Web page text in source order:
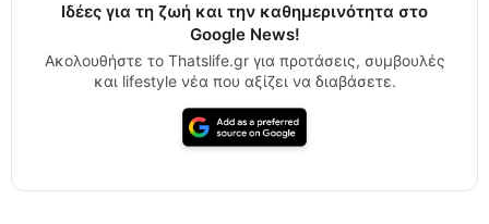
Ιδέες για τη ζωή και την καθημερινότητα στο
Google News!
Ακολουθήστε το Thatslife.gr για προτάσεις, συμβουλές
και lifestyle νέα που αξίζει να διαβάσετε.